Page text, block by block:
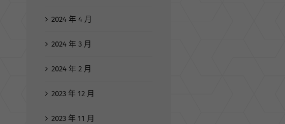
2024 年 4 月
2024 年 3 月
2024 年 2 月
2023 年 12 月
2023 年 11 月